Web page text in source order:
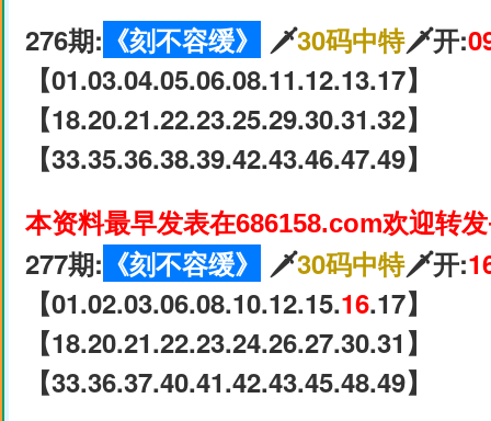
276期: 《刻不容缓》 🗡30码中特🗡开:
【01.03.04.05.06.08.11.12.13.17】
【18.20.21.22.23.25.29.30.31.32】
【33.35.36.38.39.42.43.46.47.49】
本资料最早发表在686158.com欢迎转
277期: 《刻不容缓》 🗡30码中特🗡开:
【01.02.03.06.08.10.12.15.16.17】
【18.20.21.22.23.24.26.27.30.31】
【33.36.37.40.41.42.43.45.48.49】